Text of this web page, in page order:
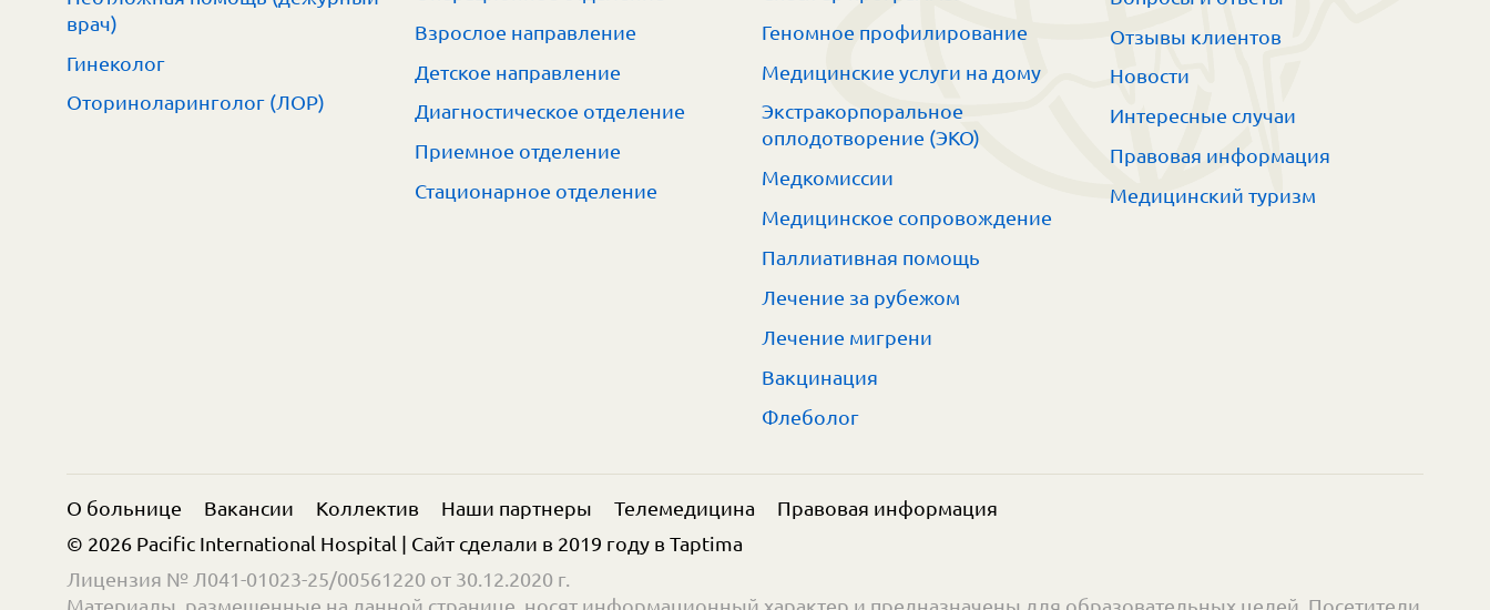
врач)
Гинеколог
Оториноларинголог (ЛОР)
Взрослое направление
Детское направление
Диагностическое отделение
Приемное отделение
Стационарное отделение
Геномное профилирование
Медицинские услуги на дому
Экстракорпоральное
оплодотворение (ЭКО)
Медкомиссии
Медицинское сопровождение
Паллиативная помощь
Лечение за рубежом
Лечение мигрени
Вакцинация
Флеболог
Отзывы клиентов
Новости
Интересные случаи
Правовая информация
Медицинский туризм
О больнице Вакансии Коллектив Наши партнеры Телемедицина
Правовая информация
© 2026 Pacific International Hospital | Сайт сделали в 2019 году в Taptima
Лицензия № Л041-01023-25/00561220 от 30.12.2020 г.